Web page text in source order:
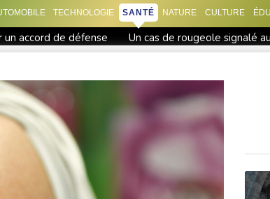
TECHNOLOGIE SANTÉ NATURE CULTURE
un accord de défense
Un cas de rougeole signalé
prévient le chef de la diplomatie
A New
Hantavirus: isolement à domicile recommandé pour les
Au Royaume-Uni, la sécheresse des terres